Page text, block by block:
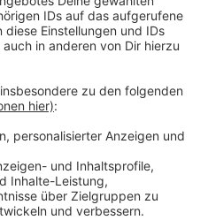
Nähe zu sensiblen
Stadt besonderes
Nutzung legt.
die Region touristisch
Bewerbungen aus
begrüßt –
Qualität,